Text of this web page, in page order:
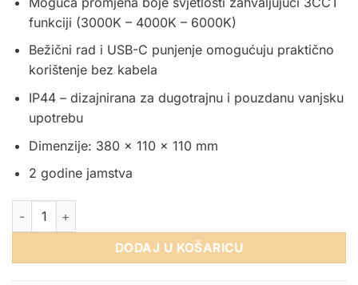
funkciji (3000K – 4000K – 6000K)
Bežični rad i USB-C punjenje omogućuju praktično
korištenje bez kabela
IP44 – dizajnirana za dugotrajnu i pouzdanu vanjsku
upotrebu
Dimenzije: 380 x 110 x 110 mm
2 godine jamstva
STOLNA LED SVJETILJKA PUNJIVA BIJELA 2.5W CCT IP44
DODAJ U KOŠARICU